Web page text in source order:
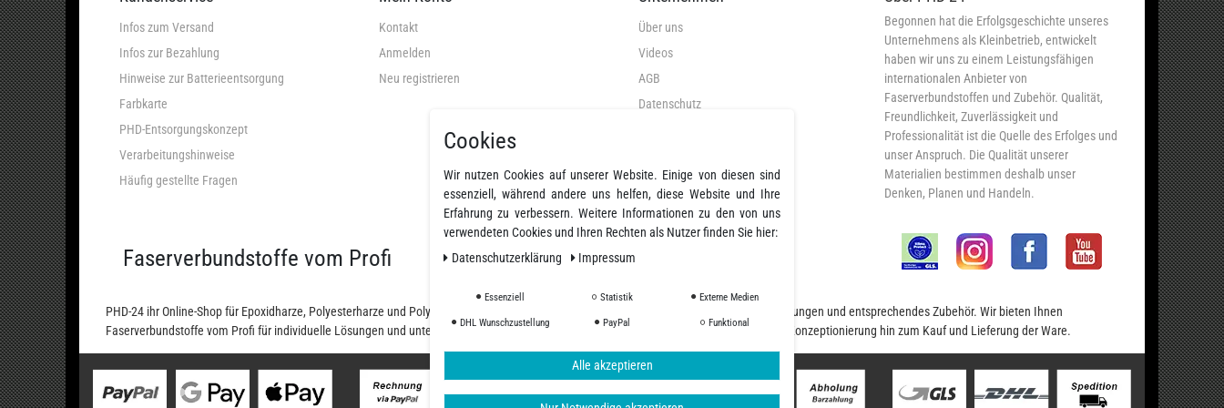
Infos zum Versand
Infos zur Bezahlung
Hinweise zur Batterieentsorgung
Farbkarte
PHD-Entsorgungskonzept
Verarbeitungshinweise
Häufig gestellte Fragen
Kontakt
Anmelden
Neu registrieren
Über uns
Videos
AGB
Datenschutz
Impressum
Widerruf erklären
Begonnen hat die Erfolgsgeschichte unseres
Unternehmens als Kleinbetrieb, entwickelt
haben wir uns zu einem Leistungsfähigen
internationalen Anbieter von
Faserverbundstoffen und Zubehör. Qualität,
Freundlichkeit, Zuverlässigkeit und
Professionalität ist die Quelle des Erfolges und
unser Anspruch. Die Qualität unserer
Materialien bestimmen deshalb unser
Denken, Planen und Handeln.
Faserverbundstoffe vom Profi
PHD-24 ihr Online-Shop für Epoxidharze, Polyesterharze und Polyurethanharze und einer großen Auswahl an Fasern, Geweben, Beschichtungen und entsprechendes Zubehör. Wir bieten Ihnen
Faserverbundstoffe vom Profi für individuelle Lösungen und unterschiedliche Ansprüche, unser Team begleitet Sie von der Planung und Konzeptionierung hin zum Kauf und Lieferung der Ware.
Cookies
Wir nutzen Cookies auf unserer Website. Einige von diesen sind
essenziell, während andere uns helfen, diese Website und Ihre
Erfahrung zu verbessern. Weitere Informationen zu den von uns
verwendeten Cookies und Ihren Rechten als Nutzer finden Sie hier:
Daten­schutz­erklärung
Impressum
Essenziell Statistik Externe Medien
DHL Wunschzustellung PayPal Funktional
Alle akzeptieren